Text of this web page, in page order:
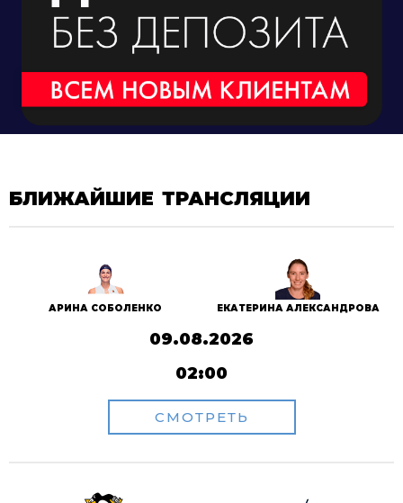
БЛИЖАЙШИЕ ТРАНСЛЯЦИИ
АРИНА СОБОЛЕНКО ЕКАТЕРИНА АЛЕКСАНДРОВА
09.08.2026
02:00
СМОТРЕТЬ